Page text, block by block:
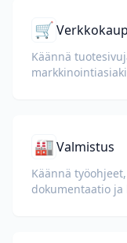
🛒
Käännä
🏭Valmistus
Käännä
dokumentaatio